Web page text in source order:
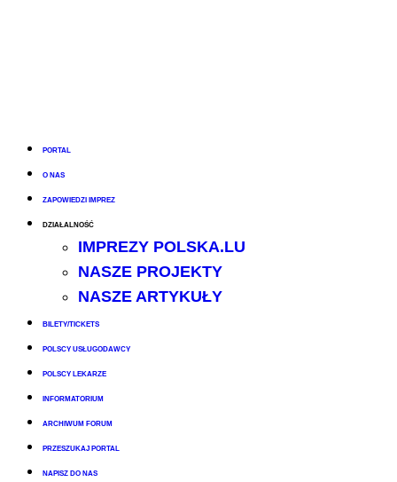
PORTAL
O NAS
ZAPOWIEDZI IMPREZ
DZIAŁALNOŚĆ
IMPREZY POLSKA.LU
NASZE PROJEKTY
NASZE ARTYKUŁY
BILETY/TICKETS
POLSCY USŁUGODAWCY
POLSCY LEKARZE
INFORMATORIUM
ARCHIWUM FORUM
PRZESZUKAJ PORTAL
NAPISZ DO NAS